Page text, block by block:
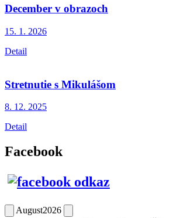
December v obrazoch
15. 1. 2026
Detail
Stretnutie s Mikulášom
8. 12. 2025
Detail
Facebook
August2026